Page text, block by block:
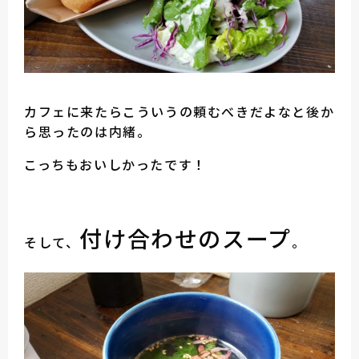
カフェに来たらこういうの頼むべきだよなと後か
ら思ったのは内緒。
こっちもおいしかったです！
そして、 付け合わせのスープ。